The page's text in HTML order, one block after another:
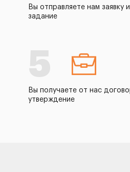
Вы отправляете нам заявку
задание
5
Вы получаете от нас
утверждение